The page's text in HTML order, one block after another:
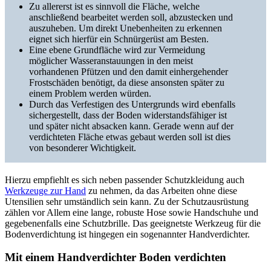
Zu allererst ist es sinnvoll die Fläche, welche
anschließend bearbeitet werden soll, abzustecken und
auszuheben. Um direkt Unebenheiten zu erkennen
eignet sich hierfür ein Schnürgerüst am Besten.
Eine ebene Grundfläche wird zur Vermeidung
möglicher Wasseranstauungen in den meist
vorhandenen Pfützen und den damit einhergehender
Frostschäden benötigt, da diese ansonsten später zu
einem Problem werden würden.
Durch das Verfestigen des Untergrunds wird ebenfalls
sichergestellt, dass der Boden widerstandsfähiger ist
und später nicht absacken kann. Gerade wenn auf der
verdichteten Fläche etwas gebaut werden soll ist dies
von besonderer Wichtigkeit.
Hierzu empfiehlt es sich neben passender Schutzkleidung auch
Werkzeuge zur Hand zu nehmen, da das Arbeiten ohne diese
Utensilien sehr umständlich sein kann. Zu der Schutzausrüstung
zählen vor Allem eine lange, robuste Hose sowie Handschuhe und
gegebenenfalls eine Schutzbrille. Das geeignetste Werkzeug für die
Bodenverdichtung ist hingegen ein sogenannter Handverdichter.
Mit einem Handverdichter Boden verdichten